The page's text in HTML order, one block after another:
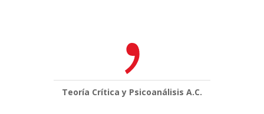
Teoría Crítica y Psicoanálisis A.C.